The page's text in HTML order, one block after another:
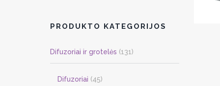
PRODUKTO KATEGORIJOS
Difuzoriai ir grotelės (131)
Difuzoriai (45)